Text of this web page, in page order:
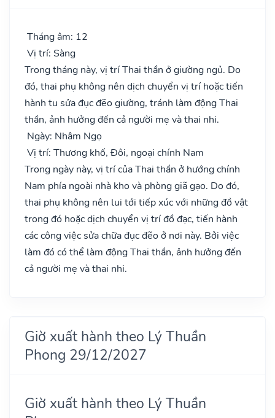
Tháng âm: 12
Vị trí: Sàng
Trong tháng này, vị trí Thai thần ở giường ngủ. Do
đó, thai phụ không nên dịch chuyển vị trí hoặc tiến
hành tu sửa đục đẽo giường, tránh làm động Thai
thần, ảnh hưởng đến cả người mẹ và thai nhi.
Ngày: Nhâm Ngọ
Vị trí: Thương khố, Đôi, ngoại chính Nam
Trong ngày này, vị trí của Thai thần ở hướng chính
Nam phía ngoài nhà kho và phòng giã gạo. Do đó,
thai phụ không nên lui tới tiếp xúc với những đồ vật
trong đó hoặc dịch chuyển vị trí đồ đạc, tiến hành
các công việc sửa chữa đục đẽo ở nơi này. Bởi việc
làm đó có thể làm động Thai thần, ảnh hưởng đến
cả người mẹ và thai nhi.
Giờ xuất hành theo Lý Thuần
Phong 29/12/2027
Giờ xuất hành theo Lý Thuần